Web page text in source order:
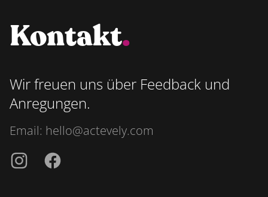
Kontakt.
Wir freuen uns über Feedback und
Anregungen.
Email: hello@actevely.com
InstagrammFacebook